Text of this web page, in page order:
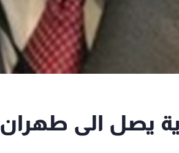
يصل الى طهران